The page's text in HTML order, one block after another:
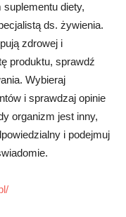
suplementu diety,
ds. żywienia.
zdrowej i
produktu, sprawdź
Wybieraj
i sprawdzaj opinie
organizm jest inny,
i podejmuj